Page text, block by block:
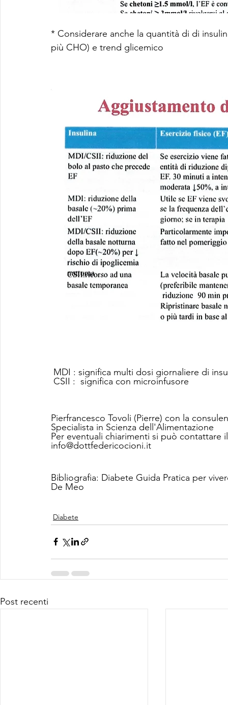
* Considerare anche la quantità di di
più CHO) e trend glicemico
MDI : significa multi dosi giornaliere di
CSII :  significa con microinfusore
Pierfrancesco Tovoli (Pierre) con la
Specialista in Scienza dell'Alimentazione
Per eventuali chiarimenti si può
info@dottfedericocioni.it
Bibliografia: Diabete Guida Pratica per
De Meo
Diabete
Post recenti